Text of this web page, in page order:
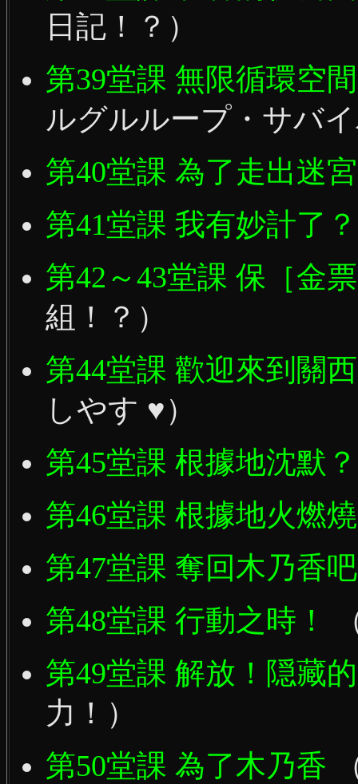
日記！？）
第39堂課 無限循環空
ルグルループ・サバ
第40堂課 為了走出迷宮
第41堂課 我有妙計了？
第42～43堂課 保［金
組！？）
第44堂課 歡迎來到關
しやす ♥）
第45堂課 根據地沈默？
第46堂課 根據地火燃
第47堂課 奪回木乃香
第48堂課 行動之時！
第49堂課 解放！隠藏
力！）
第50堂課 為了木乃香